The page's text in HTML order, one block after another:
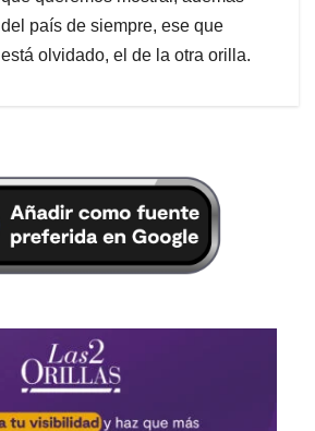
del país de siempre, ese que
está olvidado, el de la otra orilla.